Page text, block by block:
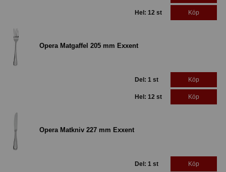
Hel: 12 st Köp
Opera Matgaffel 205 mm Exxent
Del: 1 st Köp
Hel: 12 st Köp
Opera Matkniv 227 mm Exxent
Del: 1 st Köp